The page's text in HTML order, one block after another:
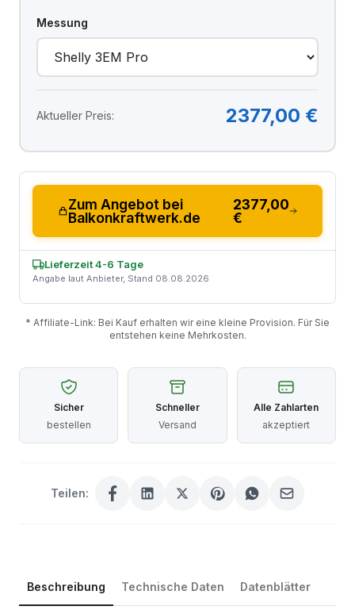
Messung
Aktueller Preis: 2377,00 €
Zum Angebot bei
Balkonkraftwerk.de
2377,00
€
Lieferzeit 4-6 Tage
Angabe laut Anbieter, Stand 08.08.2026
* Affiliate-Link: Bei Kauf erhalten wir eine kleine Provision. Für Sie
entstehen keine Mehrkosten.
Sicher
bestellen
Schneller
Versand
Alle Zahlarten
akzeptiert
Teilen:
Beschreibung Technische Daten Datenblätter